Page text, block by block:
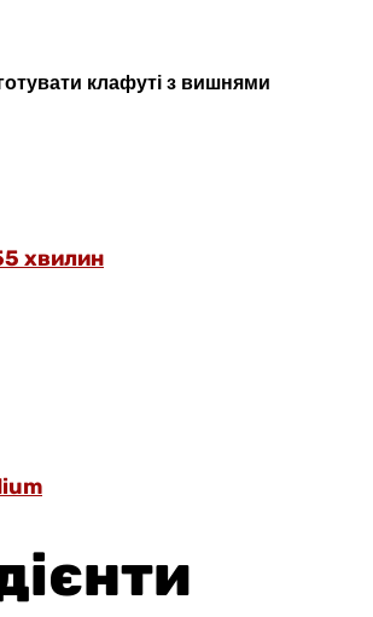
клафутіз вишнями
хвилин